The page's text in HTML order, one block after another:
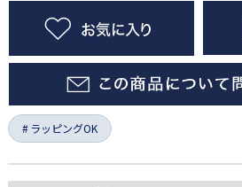
ラッピングOK